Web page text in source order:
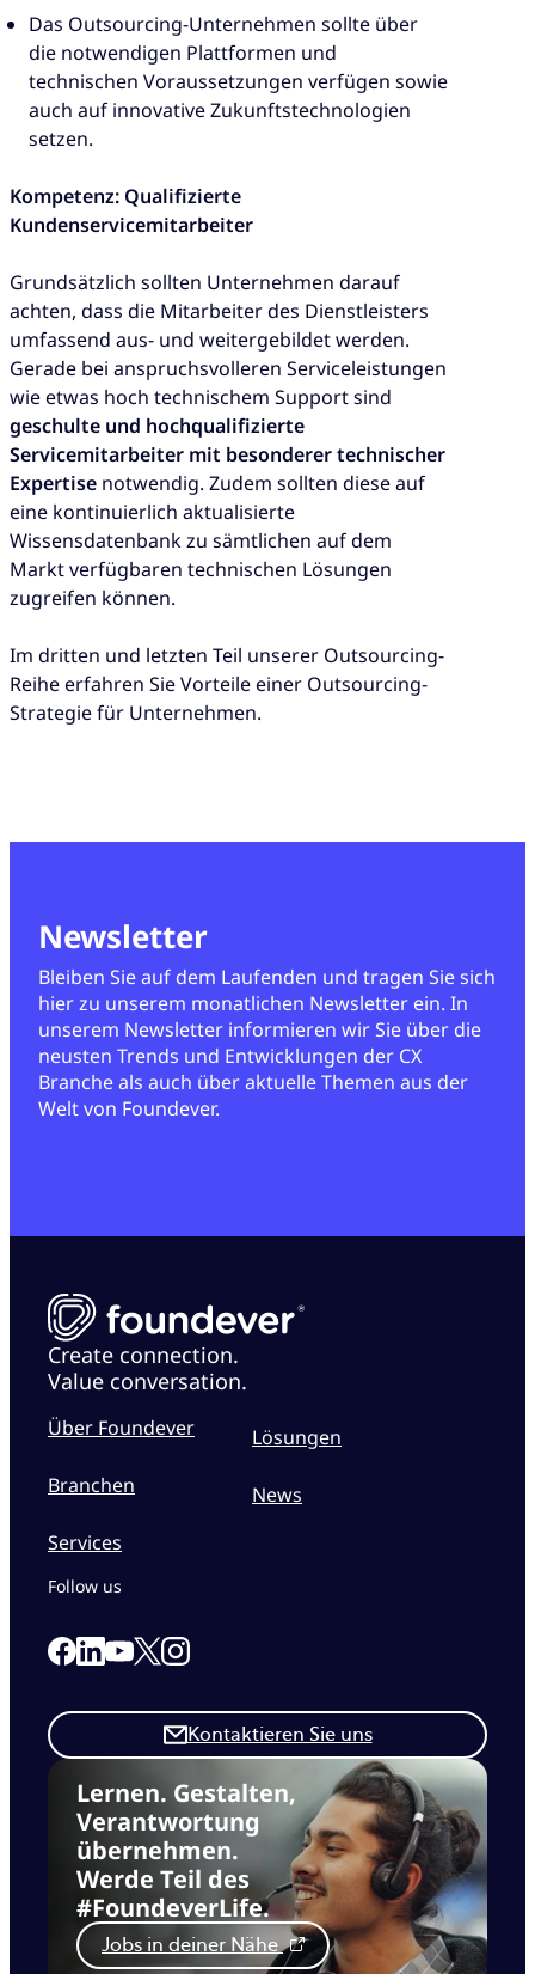
Das Outsourcing-Unternehmen sollte über
die notwendigen Plattformen und
technischen Voraussetzungen verfügen sowie
auch auf innovative Zukunftstechnologien
setzen.
Kompetenz: Qualifizierte
Kundenservicemitarbeiter
Grundsätzlich sollten Unternehmen darauf
achten, dass die Mitarbeiter des Dienstleisters
umfassend aus- und weitergebildet werden.
Gerade bei anspruchsvolleren Serviceleistungen
wie etwas hoch technischem Support sind
geschulte und hochqualifizierte
Servicemitarbeiter mit besonderer technischer
Expertise notwendig. Zudem sollten diese auf
eine kontinuierlich aktualisierte
Wissensdatenbank zu sämtlichen auf dem
Markt verfügbaren technischen Lösungen
zugreifen können.
Im dritten und letzten Teil unserer Outsourcing-
Reihe erfahren Sie Vorteile einer Outsourcing-
Strategie für Unternehmen.
Newsletter
Bleiben Sie auf dem Laufenden und tragen Sie sich
hier zu unserem monatlichen Newsletter ein. In
unserem Newsletter informieren wir Sie über die
neusten Trends und Entwicklungen der CX
Branche als auch über aktuelle Themen aus der
Welt von Foundever.
Create connection.
Value conversation.
Über Foundever
Branchen
Services
Lösungen
News
Lernen. Gestalten,
Verantwortung
übernehmen.
Werde Teil des
#FoundeverLife.
Jobs in deiner Nähe
Kontaktieren Sie uns
Follow us
Link to our Facebook page
Link to our Linkedin page
Link to our Youtube page
Link to our X page
Link to our Instagram page